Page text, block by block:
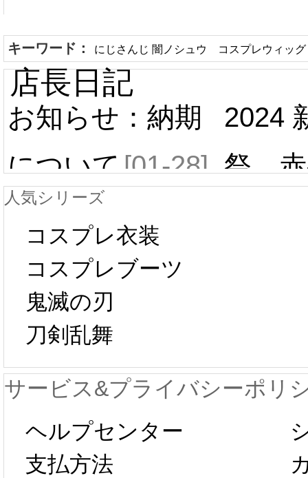
キーワード： にじさんじ 闇ノシュウ コスプレウィッグ
店長日記
お知らせ：納期
について[01-28]
中国旧正月の影
響で2024年2月5
日から工場生産
が一時停止いた
します。 2月5日
以後のご注文
2024
祭 赤
プレ
新春
人気シリーズ
コスプレ衣装
コスプレブーツ
鬼滅の刃
刀剣乱舞
サービス&プライバシーポリ
ヘルプセンター
支払方法